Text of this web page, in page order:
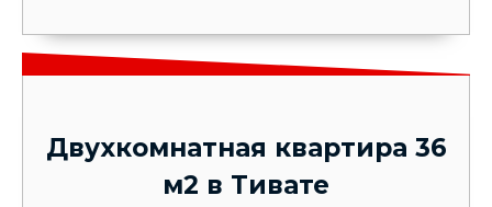
Двухкомнатная квартира 36
м2 в Тивате